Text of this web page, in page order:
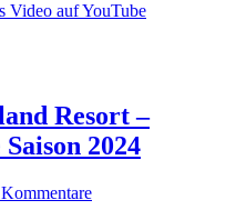
Video auf YouTube
Resort –
2024